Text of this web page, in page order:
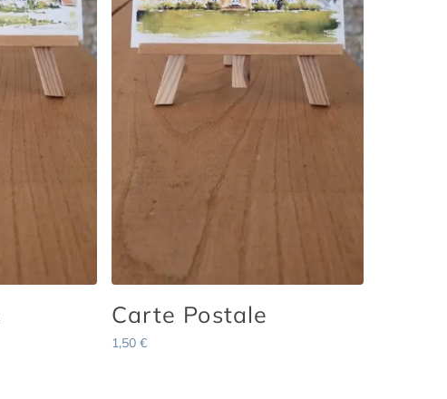
Carte Postale
1,50 €